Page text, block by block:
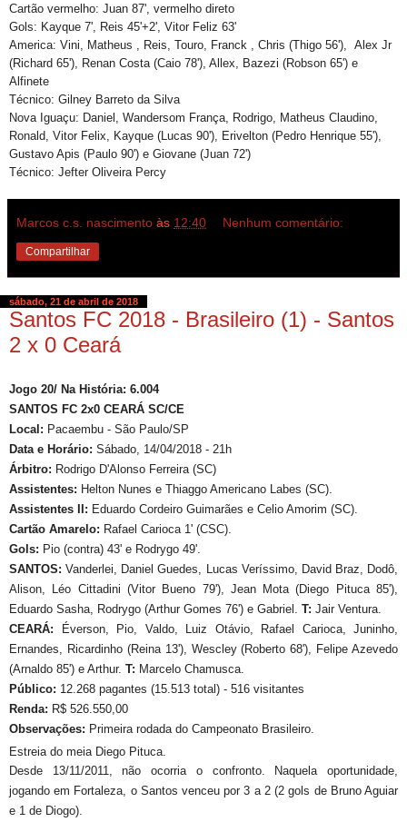
Cartão vermelho: Juan 87', vermelho direto
Gols: Kayque 7', Reis 45'+2', Vitor Feliz 63'
America: Vini, Matheus , Reis, Touro, Franck , Chris (Thigo 56'), Alex Jr
(Richard 65'), Renan Costa (Caio 78'), Allex, Bazezi (Robson 65') e
Alfinete
Técnico: Gilney Barreto da Silva
Nova Iguaçu: Daniel, Wandersom França, Rodrigo, Matheus Claudino,
Ronald, Vitor Felix, Kayque (Lucas 90'), Erivelton (Pedro Henrique 55'),
Gustavo Apis (Paulo 90') e Giovane (Juan 72')
Técnico: Jefter Oliveira Percy
Marcos c.s. nascimento às 12:40 Nenhum comentário:
Compartilhar
sábado, 21 de abril de 2018
Santos FC 2018 - Brasileiro (1) - Santos
2 x 0 Ceará
Jogo 20/ Na História: 6.004
SANTOS FC 2x0 CEARÁ SC/CE
Local: Pacaembu - São Paulo/SP
Data e Horário: Sábado, 14/04/2018 - 21h
Árbitro: Rodrigo D'Alonso Ferreira (SC)
Assistentes: Helton Nunes e Thiaggo Americano Labes (SC)
Assistentes II: Eduardo Cordeiro Guimarães e Celio Amorim (SC).
Cartão Amarelo: Rafael Carioca 1' (CSC).
Gols: Pio (contra) 43' e Rodrygo 49'.
SANTOS: Vanderlei, Daniel Guedes, Lucas Veríssimo, David Braz, Dodô,
Alison, Léo Cittadini (Vitor Bueno 79'), Jean Mota (Diego Pituca 85'),
Eduardo Sasha, Rodrygo (Arthur Gomes 76') e Gabriel. T: Jair Ventura
CEARÁ: Éverson, Pio, Valdo, Luiz Otávio, Rafael Carioca, Juninho,
Ernandes, Ricardinho (Reina 13'), Wescley (Roberto 68'), Felipe Azevedo
(Arnaldo 85') e Arthur. T: Marcelo Chamusca.
Público: 12.268 pagantes (15.513 total) - 516 visitantes
Renda: R$ 526.550,00
Observações: Primeira rodada do Campeonato Brasileiro.
Estreia do meia Diego Pituca.
Desde 13/11/2011, não ocorria o confronto. Naquela oportunidade,
jogando em Fortaleza, o Santos venceu por 3 a 2 (2 gols de Bruno Aguiar
e 1 de Diogo).